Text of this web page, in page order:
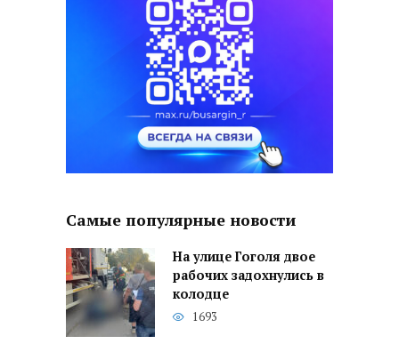
Самые популярные новости
На улице Гоголя двое
рабочих задохнулись в
колодце
1693